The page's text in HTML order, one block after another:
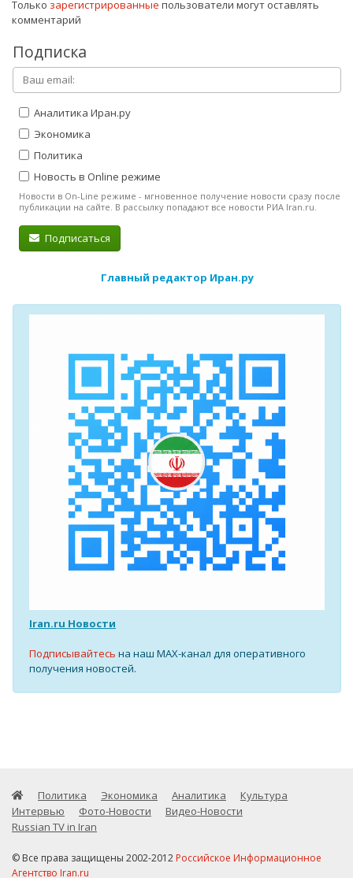
Только зарегистрированные пользователи могут оставлять
комментарий
Подписка
Аналитика Иран.ру
Экономика
Политика
Новость в Online режиме
Новости в On-Line режиме - мгновенное получение новости сразу после
публикации на сайте. В рассылку попадают все новости РИА Iran.ru.
Подписаться
Главный редактор Иран.ру
Iran.ru Новости
Подписывайтесь на наш MAX-канал для оперативного
получения новостей.
Политика Экономика Аналитика
Культура
Интервью
Фото-Новости
Видео-Новости
Russian TV in Iran
© Все права защищены 2002-2012 Российское Информационное
Агентство Iran.ru